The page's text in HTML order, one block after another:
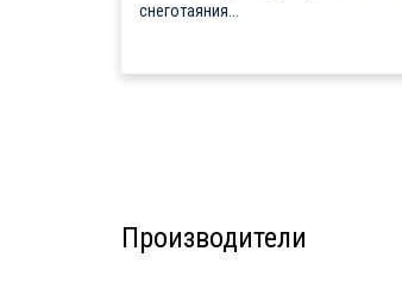
снеготаяния...
Производители